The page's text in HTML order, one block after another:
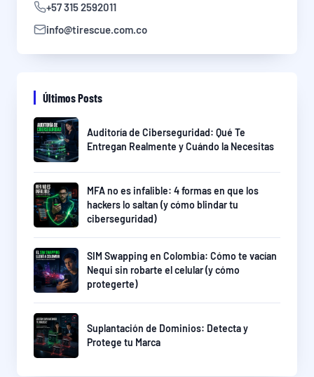
+57 315 2592011
info@tirescue.com.co
Últimos Posts
Auditoría de Ciberseguridad: Qué Te
Entregan Realmente y Cuándo la Necesitas
MFA no es infalible: 4 formas en que los
hackers lo saltan (y cómo blindar tu
ciberseguridad)
SIM Swapping en Colombia: Cómo te vacían
Nequi sin robarte el celular (y cómo
protegerte)
Suplantación de Dominios: Detecta y
Protege tu Marca